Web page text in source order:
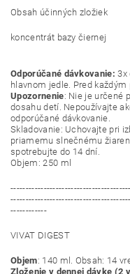
Obsah účinných zložiek
koncentrát bazy čiernej
Odporúčané dávkovanie: 3x
hlavnom jedle. Pred
Upozornenie: Nie je určené
dosahu detí. Nepoužívajte
odporúčané dávkovanie.
Skladovanie: Uchovajte pri
priamemu slnečnému
spotrebujte do 14 dní.
Objem: 250 ml
------------
VIVAT DIGEST
Objem: 140 ml. Obsah: 14
Zloženie v dennej dávke (2